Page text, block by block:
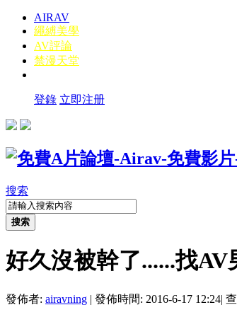
AIRAV
繩縛美學
AV評論
禁漫天堂
登錄 立即注册
搜索
搜索
好久沒被幹了......找AV
發佈者: airavning | 發佈時間: 2016-6-17 12:24|